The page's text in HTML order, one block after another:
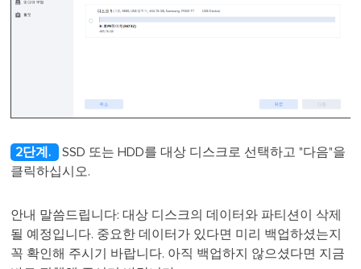
2단계.
SSD 또는 HDD를 대상 디스크로 선택하고 "다음"을
클릭하십시오.
안내 말씀드립니다: 대상 디스크의 데이터와 파티션이 삭제
될 예정입니다. 중요한 데이터가 있다면 미리 백업하셨는지
꼭 확인해 주시기 바랍니다. 아직 백업하지 않으셨다면 지금